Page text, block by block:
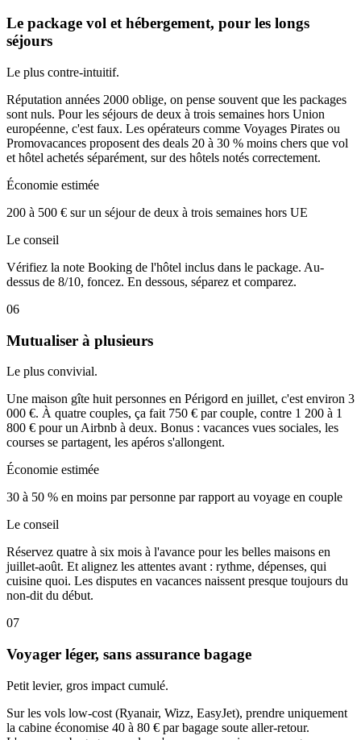
Le package vol et hébergement, pour les longs
séjours
Le plus contre-intuitif.
Réputation années 2000 oblige, on pense souvent que les packages
sont nuls. Pour les séjours de deux à trois semaines hors Union
européenne, c'est faux. Les opérateurs comme Voyages Pirates ou
Promovacances proposent des deals 20 à 30 % moins chers que vol
et hôtel achetés séparément, sur des hôtels notés correctement.
Économie estimée
200 à 500 € sur un séjour de deux à trois semaines hors UE
Le conseil
Vérifiez la note Booking de l'hôtel inclus dans le package. Au-
dessus de 8/10, foncez. En dessous, séparez et comparez.
06
Mutualiser à plusieurs
Le plus convivial.
Une maison gîte huit personnes en Périgord en juillet, c'est environ 3
000 €. À quatre couples, ça fait 750 € par couple, contre 1 200 à 1
800 € pour un Airbnb à deux. Bonus : vacances vues sociales, les
courses se partagent, les apéros s'allongent.
Économie estimée
30 à 50 % en moins par personne par rapport au voyage en couple
Le conseil
Réservez quatre à six mois à l'avance pour les belles maisons en
juillet-août. Et alignez les attentes avant : rythme, dépenses, qui
cuisine quoi. Les disputes en vacances naissent presque toujours du
non-dit du début.
07
Voyager léger, sans assurance bagage
Petit levier, gros impact cumulé.
Sur les vols low-cost (Ryanair, Wizz, EasyJet), prendre uniquement
la cabine économise 40 à 80 € par bagage soute aller-retour.